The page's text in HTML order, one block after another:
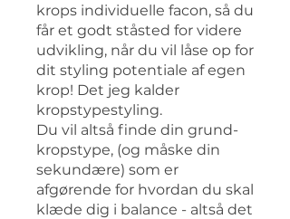
krops individuelle facon, så du
får et godt ståsted for videre
udvikling, når du vil låse op for
dit styling potentiale af egen
krop! Det jeg kalder
kropstypestyling.
Du vil altså finde din grund-
kropstype, (og måske din
sekundære) som er
afgørende for hvordan du skal
klæde dig i balance - altså det